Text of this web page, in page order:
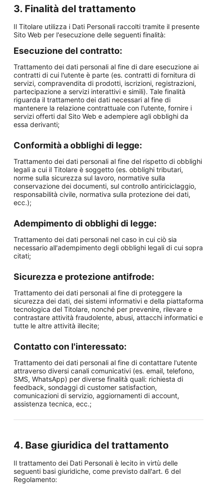
3. Finalità del trattamento
Il Titolare utilizza i Dati Personali raccolti tramite il presente
Sito Web per l'esecuzione delle seguenti finalità:
Esecuzione del contratto:
Trattamento dei dati personali al fine di dare esecuzione ai
contratti di cui l'utente è parte (es. contratti di fornitura di
servizi, compravendita di prodotti, iscrizioni, registrazioni,
partecipazione a servizi interattivi e simili). Tale finalità
riguarda il trattamento dei dati necessari al fine di
mantenere la relazione contrattuale con l'utente, fornire i
servizi offerti dal Sito Web e adempiere agli obblighi da
essa derivanti;
Conformità a obblighi di legge:
Trattamento dei dati personali al fine del rispetto di obblighi
legali a cui il Titolare è soggetto (es. obblighi tributari,
norme sulla sicurezza sul lavoro, normative sulla
conservazione dei documenti, sul controllo antiriciclaggio,
responsabilità civile, normativa sulla protezione dei dati,
ecc.);
Adempimento di obblighi di legge:
Trattamento dei dati personali nel caso in cui ciò sia
necessario all'adempimento degli obblighi legali di cui sopra
citati;
Sicurezza e protezione antifrode:
Trattamento dei dati personali al fine di proteggere la
sicurezza dei dati, dei sistemi informativi e della piattaforma
tecnologica del Titolare, nonché per prevenire, rilevare e
contrastare attività fraudolente, abusi, attacchi informatici e
tutte le altre attività illecite;
Contatto con l'interessato:
Trattamento dei dati personali al fine di contattare l'utente
attraverso diversi canali comunicativi (es. email, telefono,
SMS, WhatsApp) per diverse finalità quali: richiesta di
feedback, sondaggi di customer satisfaction,
comunicazioni di servizio, aggiornamenti di account,
assistenza tecnica, ecc.;
4. Base giuridica del trattamento
Il trattamento dei Dati Personali è lecito in virtù delle
seguenti basi giuridiche, come previsto dall'art. 6 del
Regolamento: